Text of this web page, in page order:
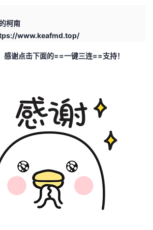
柯南
www.keafmd.top/
感谢点击下面的==一键三连==支持！